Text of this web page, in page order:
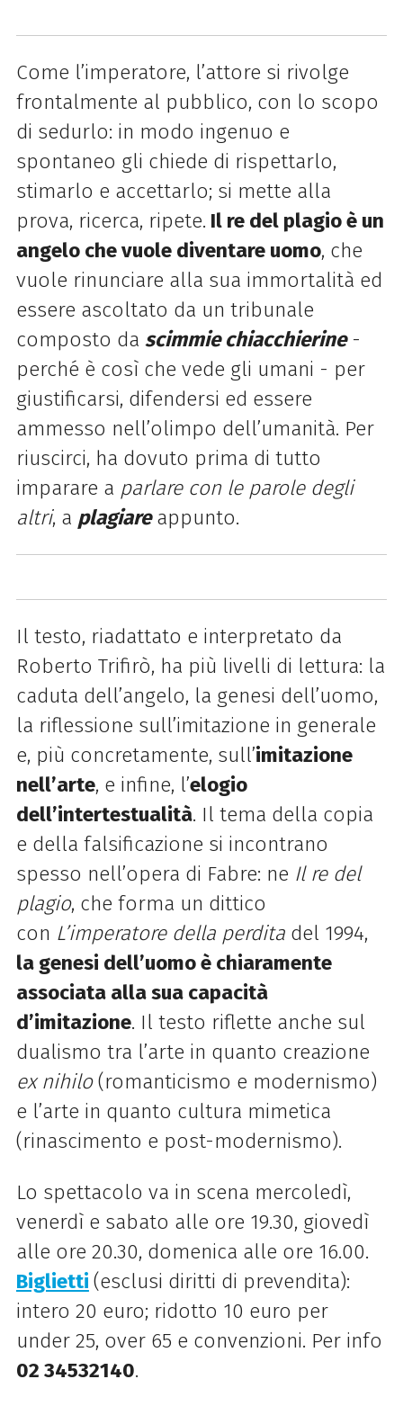
Come l’imperatore, l’attore si rivolge
frontalmente al pubblico, con lo scopo
di sedurlo: in modo ingenuo e
spontaneo gli chiede di rispettarlo,
stimarlo e accettarlo; si mette alla
prova, ricerca, ripete. Il re del plagio è un
angelo che vuole diventare uomo, che
vuole rinunciare alla sua immortalità ed
essere ascoltato da un tribunale
composto da scimmie chiacchierine-
perché è così che vede gli umani - per
giustificarsi, difendersi ed essere
ammesso nell’olimpo dell’umanità. Per
riuscirci, ha dovuto prima di tutto
imparare a parlare con le parole degli
altri, a plagiare appunto.
Il testo, riadattato e interpretato da
Roberto Trifirò, ha più livelli di lettura: la
caduta dell’angelo, la genesi dell’uomo,
la riflessione sull’imitazione in generale
e, più concretamente, sull’imitazione
nell’arte, e infine, l’elogio
dell’intertestualità. Il tema della copia
e della falsificazione si incontrano
spesso nell’opera di Fabre: ne Il re del
plagio, che forma un dittico
con L’imperatore della perdita del 1994,
la genesi dell’uomo è chiaramente
associata alla sua capacità
d’imitazione. Il testo riflette anche sul
dualismo tra l’arte in quanto creazione
ex nihilo(romanticismo e modernismo)
e l’arte in quanto cultura mimetica
(rinascimento e post-modernismo).
Lo spettacolo va in scena mercoledì,
venerdì e sabato alle ore 19.30, giovedì
alle ore 20.30, domenica alle ore 16.00.
Biglietti (esclusi diritti di prevendita):
intero 20 euro; ridotto 10 euro per
under 25, over 65 e convenzioni. Per info
02 34532140.